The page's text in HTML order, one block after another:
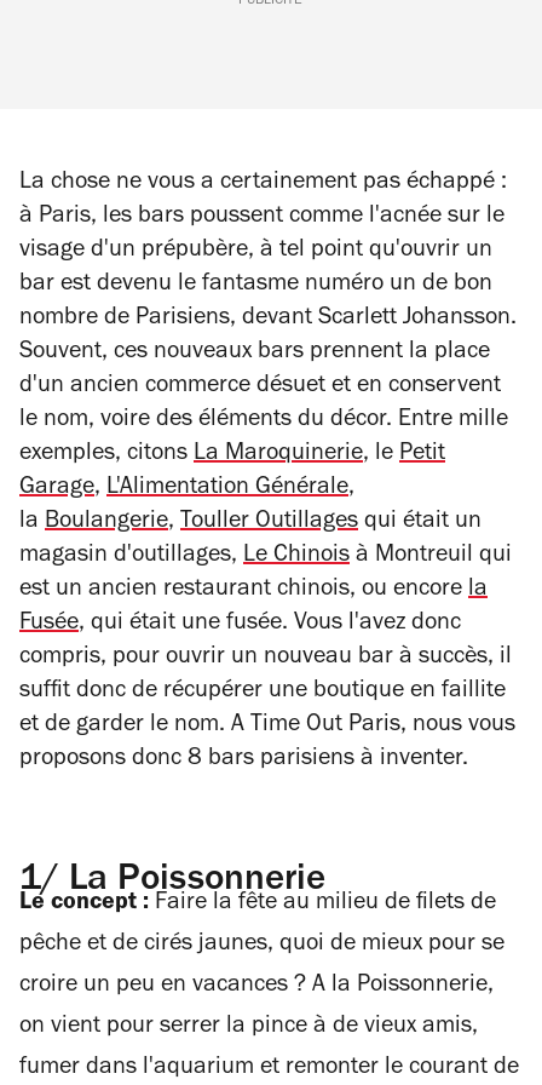
La chose ne vous a certainement pas échappé :
à Paris, les bars poussent comme l'acnée sur le
visage d'un prépubère, à tel point qu'ouvrir un
bar est devenu le fantasme numéro un de bon
nombre de Parisiens, devant Scarlett Johansson.
Souvent, ces nouveaux bars prennent la place
d'un ancien commerce désuet et en conservent
le nom, voire des éléments du décor. Entre mille
exemples, citons La Maroquinerie, le Petit
Garage, L'Alimentation Générale,
la Boulangerie, Touller Outillages qui était un
magasin d'outillages, Le Chinois à Montreuil qui
est un ancien restaurant chinois, ou encore la
Fusée, qui était une fusée. Vous l'avez donc
compris, pour ouvrir un nouveau bar à succès, il
suffit donc de récupérer une boutique en faillite
et de garder le nom. A Time Out Paris, nous vous
proposons donc 8 bars parisiens à inventer.
1/ La Poissonnerie
Le concept : Faire la fête au milieu de filets de
pêche et de cirés jaunes, quoi de mieux pour se
croire un peu en vacances ? A la Poissonnerie,
on vient pour serrer la pince à de vieux amis,
fumer dans l'aquarium et remonter le courant de